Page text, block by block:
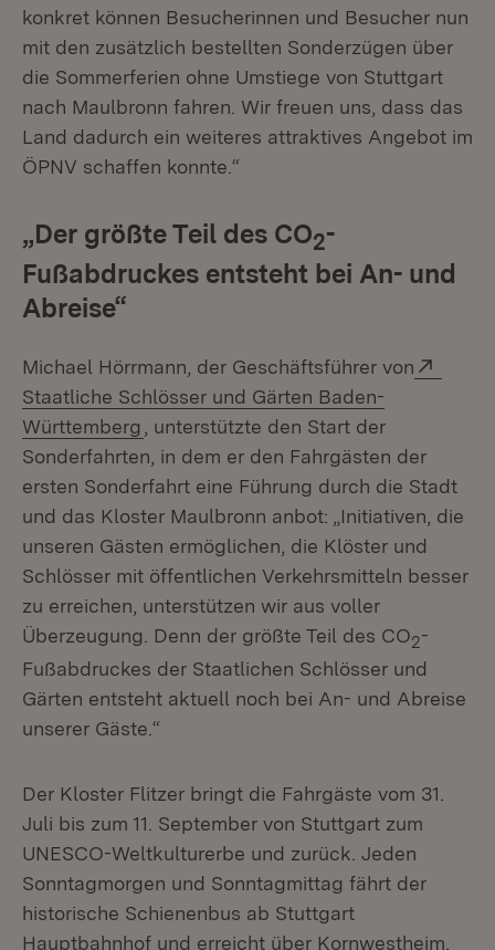
konkret können Besucherinnen und Besucher nun
mit den zusätzlich bestellten Sonderzügen über
die Sommerferien ohne Umstiege von Stuttgart
nach Maulbronn fahren. Wir freuen uns, dass das
Land dadurch ein weiteres attraktives Angebot im
ÖPNV schaffen konnte.“
„Der größte Teil des CO2-
Fußabdruckes entsteht bei An- und
Abreise“
Michael Hörrmann, der Geschäftsführer von
Staatliche Schlösser und Gärten Baden-
Württemberg (Öffnet in neuem Fenster)
, unterstützte den Start der
Sonderfahrten, in dem er den Fahrgästen der
ersten Sonderfahrt eine Führung durch die Stadt
und das Kloster Maulbronn anbot: „Initiativen, die
unseren Gästen ermöglichen, die Klöster und
Schlösser mit öffentlichen Verkehrsmitteln besser
zu erreichen, unterstützen wir aus voller
Überzeugung. Denn der größte Teil des CO2-
Fußabdruckes der Staatlichen Schlösser und
Gärten entsteht aktuell noch bei An- und Abreise
unserer Gäste.“
Der Kloster Flitzer bringt die Fahrgäste vom 31.
Juli bis zum 11. September von Stuttgart zum
UNESCO-Weltkulturerbe und zurück. Jeden
Sonntagmorgen und Sonntagmittag fährt der
historische Schienenbus ab Stuttgart
Hauptbahnhof und erreicht über Kornwestheim,